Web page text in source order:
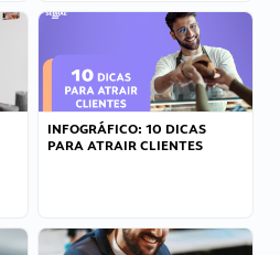
INFOGRÁFICO: 10 DICAS
PARA ATRAIR CLIENTES